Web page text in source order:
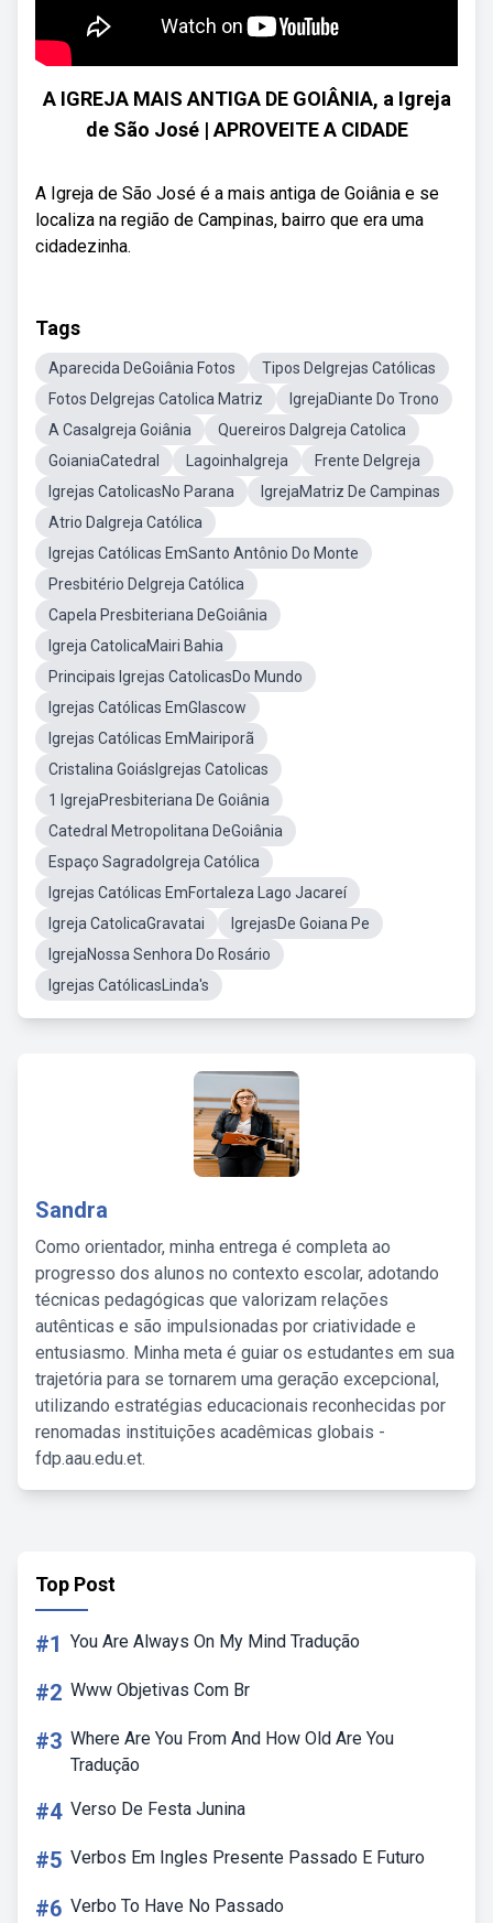
A IGREJA MAIS ANTIGA DE GOIÂNIA, a Igreja
de São José | APROVEITE A CIDADE
A Igreja de São José é a mais antiga de Goiânia e se
localiza na região de Campinas, bairro que era uma
cidadezinha.
Tags
Aparecida DeGoiânia Fotos
Tipos DeIgrejas Católicas
Fotos DeIgrejas Catolica Matriz
IgrejaDiante Do Trono
A CasaIgreja Goiânia
Quereiros DaIgreja Catolica
GoianiaCatedral
LagoinhaIgreja
Frente DeIgreja
Igrejas CatolicasNo Parana
IgrejaMatriz De Campinas
Atrio DaIgreja Católica
Igrejas Católicas EmSanto Antônio Do Monte
Presbitério DeIgreja Católica
Capela Presbiteriana DeGoiânia
Igreja CatolicaMairi Bahia
Principais Igrejas CatolicasDo Mundo
Igrejas Católicas EmGlascow
Igrejas Católicas EmMairiporã
Cristalina GoiásIgrejas Catolicas
1 IgrejaPresbiteriana De Goiânia
Catedral Metropolitana DeGoiânia
Espaço SagradoIgreja Católica
Igrejas Católicas EmFortaleza Lago Jacareí
Igreja CatolicaGravatai
IgrejasDe Goiana Pe
IgrejaNossa Senhora Do Rosário
Igrejas CatólicasLinda's
Sandra
Como orientador, minha entrega é completa ao
progresso dos alunos no contexto escolar, adotando
técnicas pedagógicas que valorizam relações
autênticas e são impulsionadas por criatividade e
entusiasmo. Minha meta é guiar os estudantes em sua
trajetória para se tornarem uma geração excepcional,
utilizando estratégias educacionais reconhecidas por
renomadas instituições acadêmicas globais -
fdp.aau.edu.et.
Top Post
#1 You Are Always On My Mind Tradução
#2 Www Objetivas Com Br
#3 Where Are You From And How Old Are You
Tradução
#4 Verso De Festa Junina
#5 Verbos Em Ingles Presente Passado E Futuro
#6 Verbo To Have No Passado